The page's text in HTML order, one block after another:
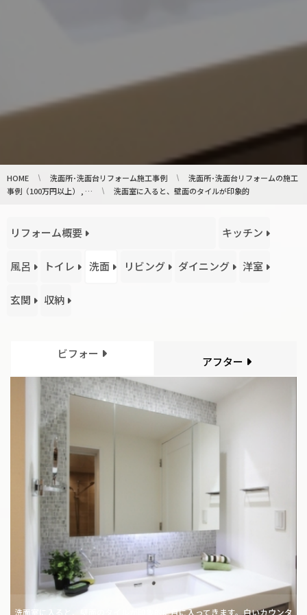
HOME 洗面所･洗面台リフォーム施工事例
洗面所･洗面台リフォームの施工
事例（100万円以上） , …
洗面室に入ると、壁面のタイルが印象的
リフォーム概要 キッチン
風呂 トイレ 洗面 リビング ダイニング 洋室
玄関 収納
ビフォー
アフター
洗面室に入ると、壁面のタイルが印象的に目に入ってきます。白いカウンタ